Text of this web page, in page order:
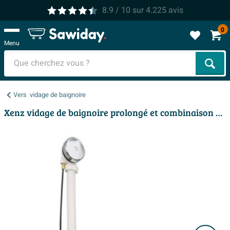
8.9 / 10 sur4.225 avis
Menu
0
Vers vidage de baignoire
Xenz vidage de baignoire prolongé et combinaison de trop-plein chrome